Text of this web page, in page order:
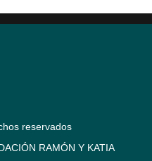
reservados
RAMÓN Y KATIA